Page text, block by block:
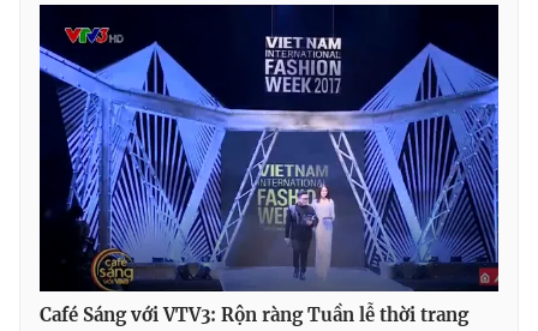
VTV Sức khoẻ Bất động sản
Thị trường 24h Tấm lòng Việt
VTV4 Vươn mình bằng AI
VTV8
Liên hệ tòa soạn English
Café Sáng với VTV3: Rộn ràng Tuần lễ thời trang